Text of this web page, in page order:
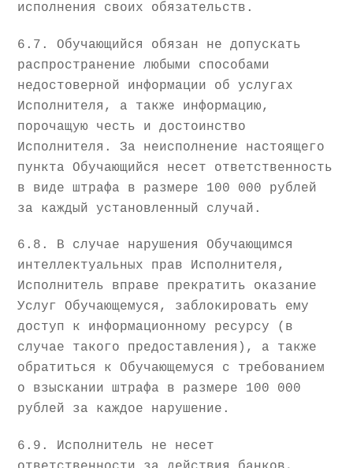
исполнения своих обязательств.
6.7. Обучающийся обязан не допускать
распространение любыми способами
недостоверной информации об услугах
Исполнителя, а также информацию,
порочащую честь и достоинство
Исполнителя. За неисполнение настоящего
пункта Обучающийся несет ответственность
в виде штрафа в размере 100 000 рублей
за каждый установленный случай.
6.8. В случае нарушения Обучающимся
интеллектуальных прав Исполнителя,
Исполнитель вправе прекратить оказание
Услуг Обучающемуся, заблокировать ему
доступ к информационному ресурсу (в
случае такого предоставления), а также
обратиться к Обучающемуся с требованием
о взыскании штрафа в размере 100 000
рублей за каждое нарушение.
6.9. Исполнитель не несет